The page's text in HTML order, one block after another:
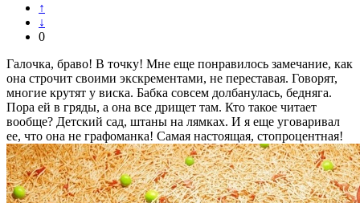
↑
↓
0
Галочка, браво! В точку! Мне еще понравилось замечание, как
она строчит своими экскрементами, не переставая. Говорят,
многие крутят у виска. Бабка совсем долбанулась, бедняга.
Пора ей в гряды, а она все дрищет там. Кто такое читает
вообще? Детский сад, штаны на лямках. И я еще уговаривал
ее, что она не графоманка! Самая настоящая, стопроцентная!